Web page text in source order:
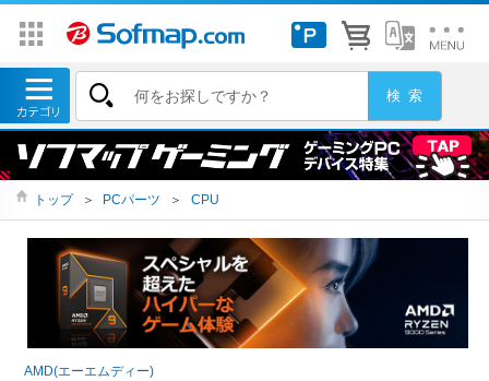
トップ ＞ PCパーツ ＞ CPU
AMD(エーエムディー)